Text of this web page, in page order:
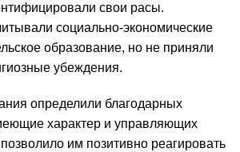
свои расы.
социально-экономические
образование, но не приняли
убеждения.
определили благодарных
характер и управляющих
им позитивно реагировать